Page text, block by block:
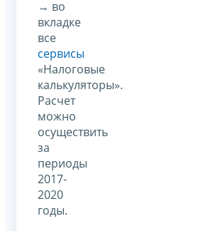
→ во
вкладке
все
сервисы
«Налоговые
калькуляторы».
Расчет
можно
осуществить
за
периоды
2017-
2020
годы.